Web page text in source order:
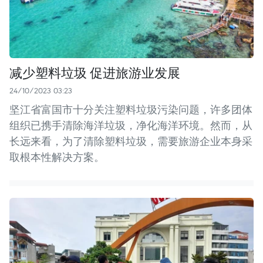
减少塑料垃圾 促进旅游业发展
24/10/2023 03:23
坚江省富国市十分关注塑料垃圾污染问题，许多团体
组织已携手清除海洋垃圾，净化海洋环境。然而，从
长远来看，为了清除塑料垃圾，需要旅游企业本身采
取根本性解决方案。